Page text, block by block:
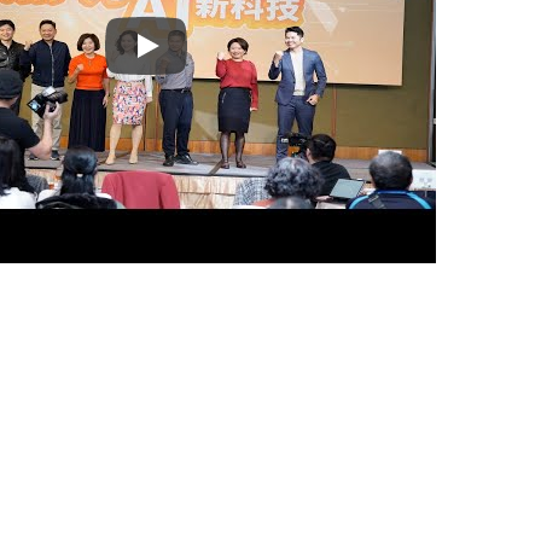
ندوات كبار